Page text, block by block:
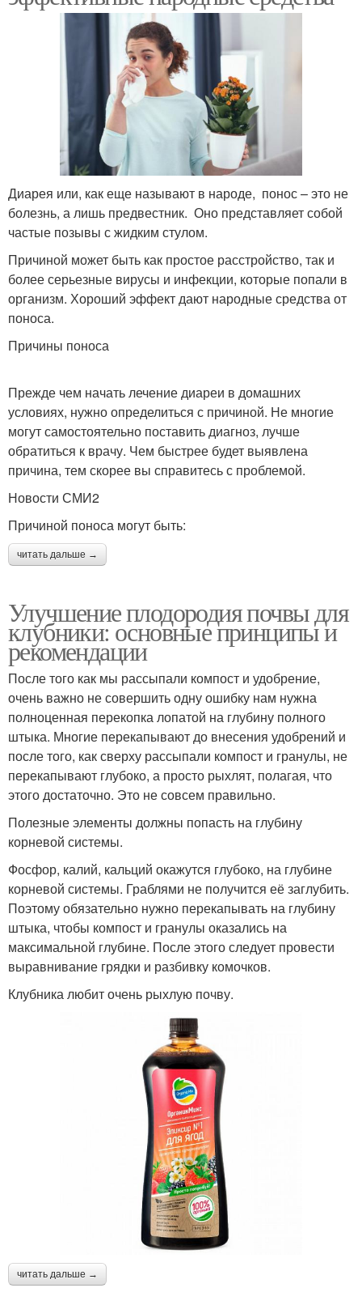
Диарея или, как еще называют в народе, понос – это не
болезнь, а лишь предвестник. Оно представляет собой
частые позывы с жидким стулом.
Причиной может быть как простое расстройство, так и
более серьезные вирусы и инфекции, которые попали в
организм. Хороший эффект дают народные средства от
поноса.
Причины поноса
Прежде чем начать лечение диареи в домашних
условиях, нужно определиться с причиной. Не многие
могут самостоятельно поставить диагноз, лучше
обратиться к врачу. Чем быстрее будет выявлена
причина, тем скорее вы справитесь с проблемой.
Новости СМИ2
Причиной поноса могут быть:
читать дальше →
Улучшение плодородия почвы для
клубники: основные принципы и
рекомендации
После того как мы рассыпали компост и удобрение,
очень важно не совершить одну ошибку нам нужна
полноценная перекопка лопатой на глубину полного
штыка. Многие перекапывают до внесения удобрений и
после того, как сверху рассыпали компост и гранулы, не
перекапывают глубоко, а просто рыхлят, полагая, что
этого достаточно. Это не совсем правильно.
Полезные элементы должны попасть на глубину
корневой системы.
Фосфор, калий, кальций окажутся глубоко, на глубине
корневой системы. Граблями не получится её заглубить.
Поэтому обязательно нужно перекапывать на глубину
штыка, чтобы компост и гранулы оказались на
максимальной глубине. После этого следует провести
выравнивание грядки и разбивку комочков.
Клубника любит очень рыхлую почву.
читать дальше →